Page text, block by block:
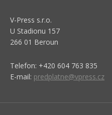
V-Press s.r.o.
U Stadionu 157
266 01 Beroun
Telefon: +420 604 763 835
E-mail: predplatne@vpress.cz